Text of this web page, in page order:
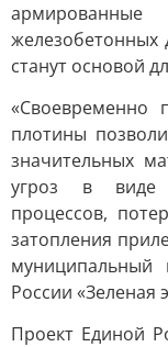
железобетонных
станут основой
«Своевременно
плотины
значительных
угроз в виде
процессов,
затопления
муниципальный
России
Проект Единой